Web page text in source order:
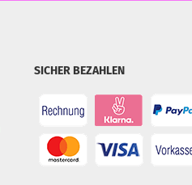
SICHER BEZAHLEN